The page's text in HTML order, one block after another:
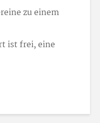
zu einem
ist frei, eine